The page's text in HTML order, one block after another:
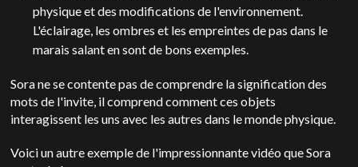
physique et des modifications de l'environnement.
L'éclairage, les ombres et les empreintes de pas dans le
marais salant en sont de bons exemples.
Sora ne se contente pas de comprendre la signification des
mots de l'invite, il comprend comment ces objets
interagissent les uns avec les autres dans le monde physique.
Voici un autre exemple de l'impressionnante vidéo que Sora